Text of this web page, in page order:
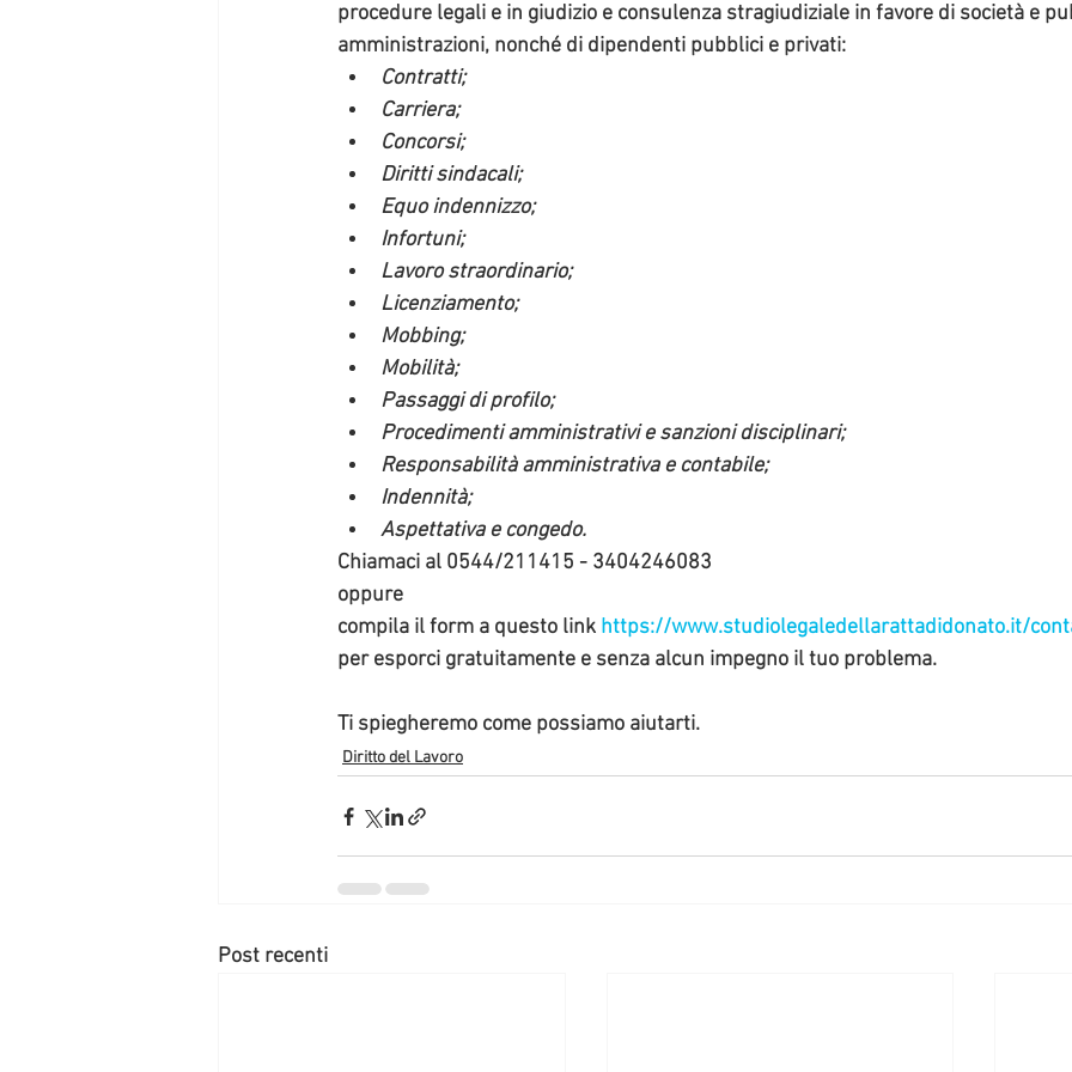
procedure legali e in giudizio e consulenza stragiudiziale in favore di società e
amministrazioni, nonché di dipendenti pubblici e privati:
Contratti;
Carriera;
Concorsi;
Diritti sindacali;
Equo indennizzo;
Infortuni;
Lavoro straordinario;
Licenziamento;
Mobbing;
Mobilità;
Passaggi di profilo;
Procedimenti amministrativi e sanzioni disciplinari;
Responsabilità amministrativa e contabile;
Indennità;
Aspettativa e congedo.
Chiamaci al 0544/211415 - 3404246083
oppure
compila il form a questo link https://www.studiolegaledellarattadidonato.it/
per esporci gratuitamente e senza alcun impegno il tuo problema.
Ti spiegheremo come possiamo aiutarti.
Diritto del Lavoro
Post recenti